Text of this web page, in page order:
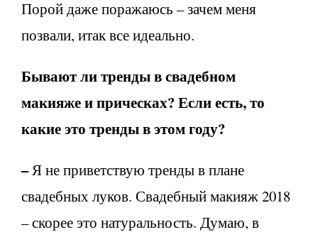
Порой даже поражаюсь – зачем меня
позвали, итак все идеально.
Бывают ли тренды в свадебном
макияже и прическах? Если есть, то
какие это тренды в этом году?
–Я не приветствую тренды в плане
свадебных луков. Свадебный макияж 2018
– скорее это натуральность. Думаю, в